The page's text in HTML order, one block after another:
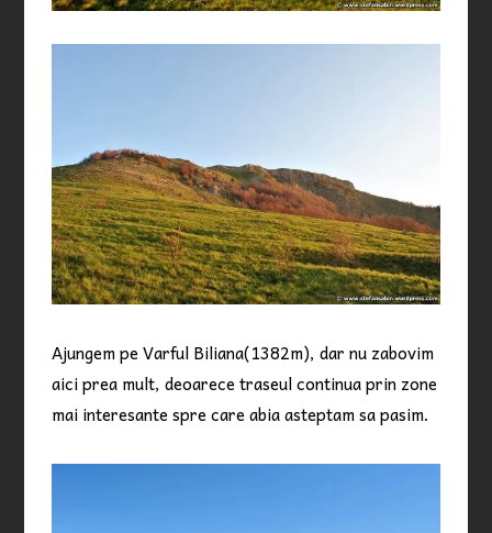
Ajungem pe Varful Biliana(1382m), dar nu zabovim
aici prea mult, deoarece traseul continua prin zone
mai interesante spre care abia asteptam sa pasim.